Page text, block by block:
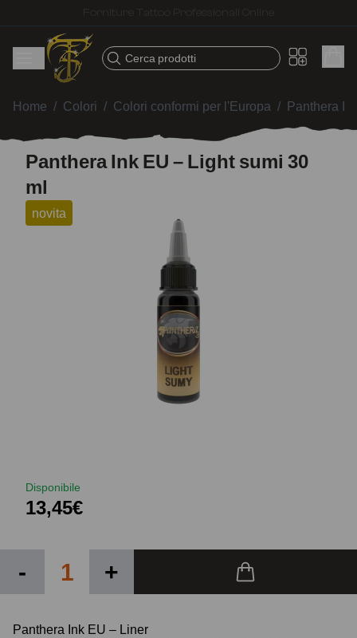
Cerca prodotti
Home / Colori / Colori conformi per l'Europa / Panthera
Panthera Ink EU – Light sumi 30
ml
novita
Disponibile
13,45€
- +
Panthera Ink EU – Liner